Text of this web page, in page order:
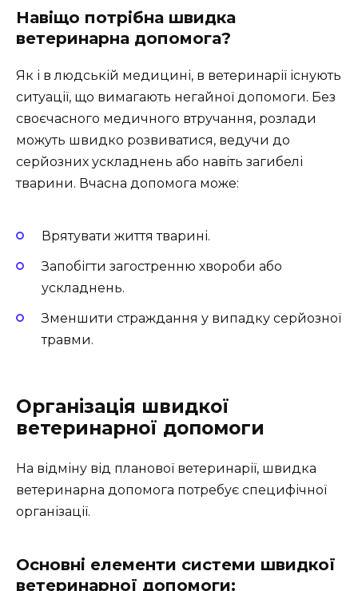
Навіщо потрібна швидка
ветеринарна допомога?
Як і в людській медицині, в ветеринарії існують
ситуації, що вимагають негайної допомоги. Без
своєчасного медичного втручання, розлади
можуть швидко розвиватися, ведучи до
серйозних ускладнень або навіть загибелі
тварини. Вчасна допомога може:
Врятувати життя тварині.
Запобігти загостренню хвороби або
ускладнень.
Зменшити страждання у випадку серйозної
травми.
Організація швидкої
ветеринарної допомоги
На відміну від планової ветеринарії, швидка
ветеринарна допомога потребує специфічної
організації.
Основні елементи системи швидкої
ветеринарної допомоги: